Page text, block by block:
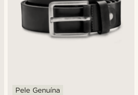
Pele Genuína